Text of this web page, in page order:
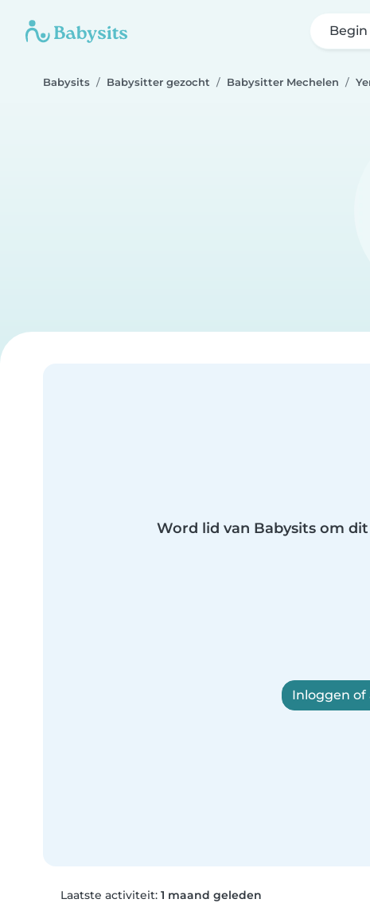
Babysits Babysitter gezocht Babysitter Mechelen
Word lid van Babysits om
Inloggen
Laatste activiteit: 1 maand geleden